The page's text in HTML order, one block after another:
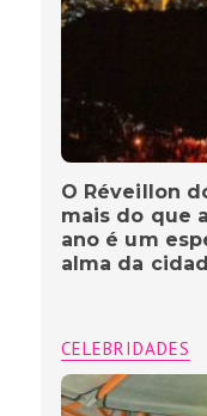
O Réveillon
mais do que
ano é um
alma da
CELEBRIDADES